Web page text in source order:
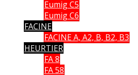
Eumig C5
Eumig C6
FACINE
FACINE A, A2, B, B2, B3
HEURTIER
FA 8
FA 58